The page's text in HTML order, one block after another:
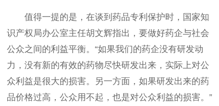
值得一提的是，在谈到药品专利保护时，国家知
识产权局办公室主任胡文辉指出，要做好药企与社会
公众之间的利益平衡。“如果我们的药企没有研发动
力，没有新的有效的药物尽快研发出来，实际上对公
众利益是很大的损害。另一方面，如果研发出来的药
品价格过高，公众用不起，也是对公众利益的损害。”